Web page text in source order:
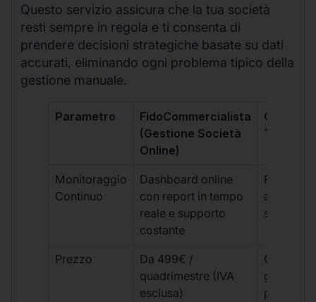
Questo servizio assicura che la tua società
resti sempre in regola e ti consenta di
prendere decisioni strategiche basate su dati
accurati, eliminando ogni problema tipico della
gestione manuale.
Parametro
FidoCommercialista
(Gestione Società
Online)
Monitoraggio
Continuo
Dashboard online
con report in tempo
reale e supporto
costante
Report
sporadici
Prezzo
Da 499€ /
quadrimestre (IVA
esclusa)
Costi
più